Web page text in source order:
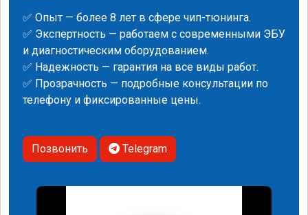
✅ Опыт — более 8 лет в сфере чип-тюнинга.
✅ Экспертность — работаем с современными ЭБУ
и диагностическим оборудованием.
✅ Надежность — гарантия на все виды работ.
✅ Прозрачность — подробные консультации по
телефону и фиксированные цены.
Позвонить Telegram